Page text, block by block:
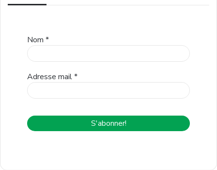
Nom *
Adresse mail*